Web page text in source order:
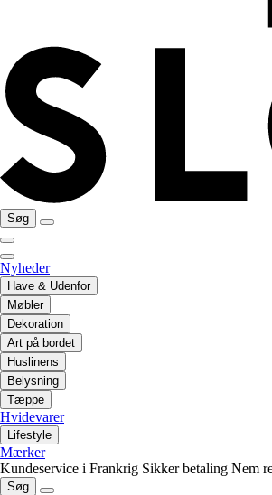
Søg
Nyheder
Have & Udenfor
Møbler
Dekoration
Art på bordet
Huslinens
Belysning
Tæppe
Hvidevarer
Lifestyle
Mærker
Kundeservice i Frankrig Sikker betaling Nem
Søg